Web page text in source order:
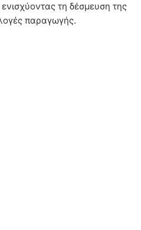
τη δέσμευση της
παραγωγής.